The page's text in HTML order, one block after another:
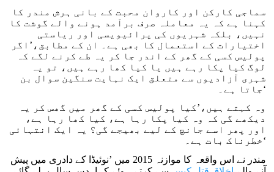
سماجی کارکن اور کاروان محبت کے بانی ہرش مندر کا
کہنا ہے کہ یہ معاملہ صرف برآمد ہونے والے گوشت کا
نہیں، بلکہ شہریوں کی پرائیویسی اور ریاستی
اختیارات کے استعمال کا بھی ہے۔ ان کے مطابق،’اگر
پولیس کسی کے گھر کے اندر جا کر یہ طے کرنے لگے کہ
لوگ کیا پکا رہے ہیں یا کیا کھا رہے ہیں، تو یہ
شہری آزادیوں سے متعلق ایک نہایت سنگین سوال بن
جاتا ہے۔‘
وہ کہتے ہیں،’کیا پولیس کسی کے گھر میں گھس کر یہ
دیکھے گی کہ وہ کیا پکا رہا ہے، کیا کھا رہا ہے،
اور پھر اسے جانچ کے لیے بھیجے گی؟ یہ ایک انتہائی
خطرناک بات ہے۔‘
مندر نے اس واقعہ کا موازنہ 2015 میں ’نوئیڈا کے دادری میں پیش